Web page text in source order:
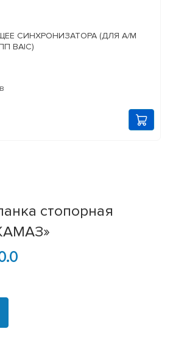
СИНХРОНИЗАТОРА (ДЛЯ А/М
BAIC)
стопорная